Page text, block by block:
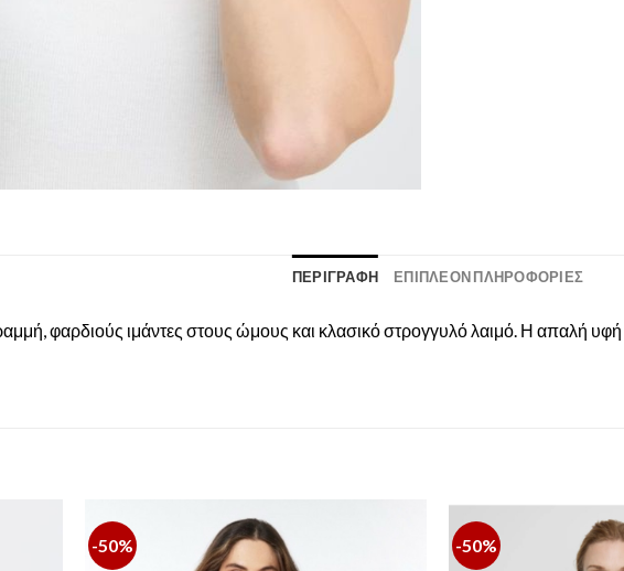
ΠΕΡΙΓΡΑΦΉ ΕΠΙΠΛΈΟΝ ΠΛΗΡΟΦΟΡΊΕΣ
φαρδιούς ιμάντες στους ώμους και κλασικό στρογγυλό λαιμό. Η απαλή υφή
-50% -50%